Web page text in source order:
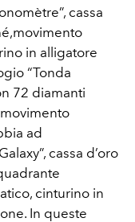
cassa
in alligatore
“Tonda
72 diamanti
ad
cassa d’oro
cinturino in
In queste